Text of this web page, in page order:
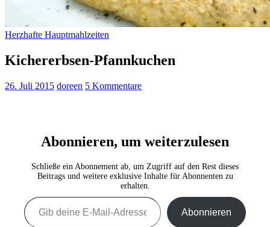
Herzhafte Hauptmahlzeiten
Kichererbsen-Pfannkuchen
26. Juli 2015 doreen 5 Kommentare
Abonnieren, um weiterzulesen
Schließe ein Abonnement ab, um Zugriff auf den Rest dieses
Beitrags und weitere exklusive Inhalte für Abonnenten zu
erhalten.
Gib deine E-Mail-Adresse ein …
Abonnieren